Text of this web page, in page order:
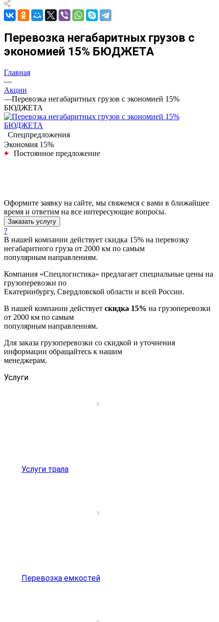
Перевозка негабаритных грузов с
экономией 15% БЮДЖЕТА
Главная
—
Акции
—Перевозка негабаритных грузов с экономией 15%
БЮДЖЕТА
Спецпредложения
Экономия 15%
Постоянное предложение
Оформите заявку на сайте, мы свяжемся с вами в ближайшее
время и ответим на все интересующие вопросы.
Заказать услугу
?
В нашей компании действует скидка 15% на перевозку
негабаритного груза от 2000 км по самым
популярным направлениям.
Компания «Спецлогистика» предлагает специальные цены на
грузоперевозки по
Екатеринбургу, Свердловской области и всей России.
В нашей компании действует скидка 15% на грузоперевозки
от 2000 км по самым
популярным направлениям.
Для заказа грузоперевозки со скидкой и уточнения
информации обращайтесь к нашим
менеджерам.
Услуги
Услуги трала
Перевозка емкостей